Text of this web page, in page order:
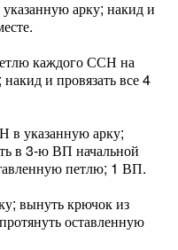
арку; накид и
каждого ССН на
и провязать все 4
указанную арку;
в 3-ю ВП начальной
петлю; 1 ВП.
вынуть крючок из
оставленную